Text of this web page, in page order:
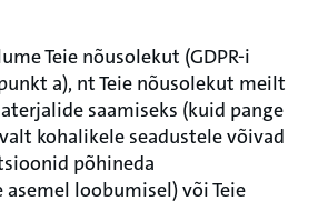
Teie nõusolekut (GDPR-i
a), nt Teie nõusolekut meilt
saamiseks (kuid pange
kohalikele seadustele võivad
põhineda
loobumisel) või Teie